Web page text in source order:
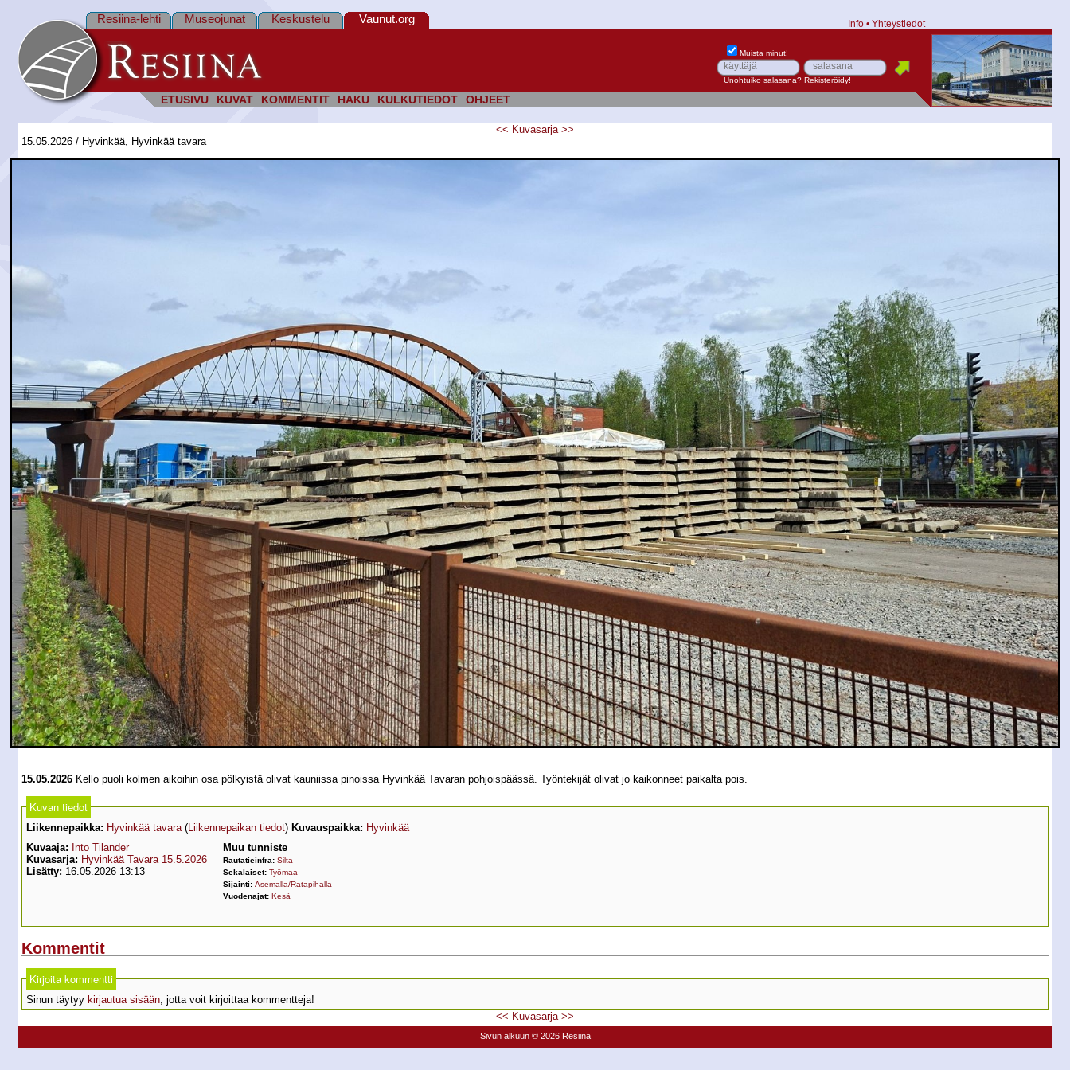
ETUSIVU KUVAT KOMMENTIT HAKU KULKUTIEDOT OHJEET
Resiina-lehti Museojunat Keskustelu Vaunut.org Info • Yhteystiedot
Muista minut!
Unohtuiko salasana? Rekisteröidy!
<< Kuvasarja >>
15.05.2026 / Hyvinkää, Hyvinkää tavara
15.05.2026 Kello puoli kolmen aikoihin osa pölkyistä olivat kauniissa pinoissa Hyvinkää Tavaran pohjoispäässä. Työntekijät olivat jo kaikonneet paikalta pois.
Kuvan tiedot
Liikennepaikka: Hyvinkää tavara(Liikennepaikan tiedot) Kuvauspaikka: Hyvinkää
Kuvaaja: Into Tilander
Kuvasarja: Hyvinkää Tavara 15.5.2026
Lisätty: 16.05.2026 13:13
Muu tunniste
Rautatieinfra: Silta
Sekalaiset: Työmaa
Sijainti: Asemalla/Ratapihalla
Vuodenajat: Kesä
Kommentit
Kirjoita kommentti
Sinun täytyy kirjautua sisään, jotta voit kirjoittaa kommentteja!
<< Kuvasarja >>
Sivun alkuun © 2026 Resiina